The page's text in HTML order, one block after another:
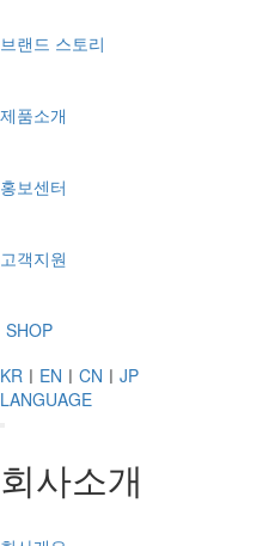
브랜드 스토리
제품소개
홍보센터
고객지원
SHOP
KR ㅣ EN ㅣ CN ㅣ JP
LANGUAGE
회사소개